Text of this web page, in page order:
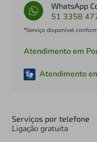
WhatsApp
51 3358
*Serviço disponível
Atendimento em
Atendimento
Serviços por telefone
Ligação gratuita